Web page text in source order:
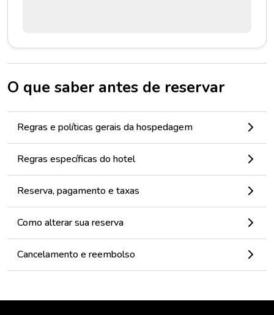
O que saber antes de reservar
Regras e políticas gerais da hospedagem
Regras específicas do hotel
Reserva, pagamento e taxas
Como alterar sua reserva
Cancelamento e reembolso